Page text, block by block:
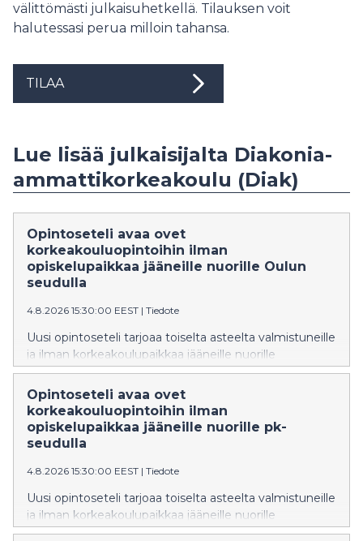
välittömästi julkaisuhetkellä. Tilauksen voit
halutessasi perua milloin tahansa.
TILAA
Lue lisää julkaisijalta Diakonia-
ammattikorkeakoulu (Diak)
Opintoseteli avaa ovet
korkeakouluopintoihin ilman
opiskelupaikkaa jääneille nuorille Oulun
seudulla
4.8.2026 15:30:00 EEST | Tiedote
Uusi opintoseteli tarjoaa toiselta asteelta valmistuneille
ja ilman korkeakoulupaikkaa jääneille nuorille
mahdollisuuden suorittaa 30 opintopistettä avoimia
korkeakouluopintoja täysin maksutta. Opintoseteli
otetaan valtakunnallisesti käyttöön huomenna
5.8.2026.
Opintoseteli avaa ovet
korkeakouluopintoihin ilman
opiskelupaikkaa jääneille nuorille pk-
seudulla
4.8.2026 15:30:00 EEST | Tiedote
Uusi opintoseteli tarjoaa toiselta asteelta valmistuneille
ja ilman korkeakoulupaikkaa jääneille nuorille
mahdollisuuden suorittaa 30 opintopistettä avoimia